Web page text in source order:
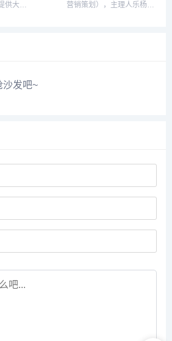
供大量
别的法
营销策划），主理人乐杨分
沙发吧~